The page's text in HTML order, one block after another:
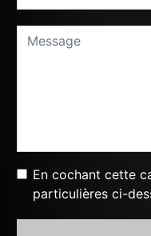
En cochant cette
particulières ci-